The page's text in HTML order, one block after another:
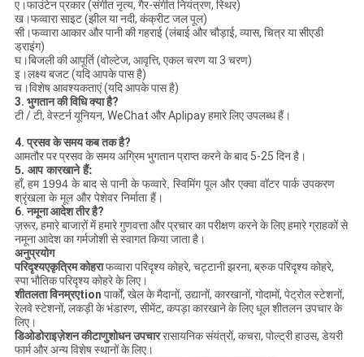
ए।फाउंटेन प्रकार (संगीत नृत्य, गैर-संगीत नियंत्रण, स्थिर)
ख।फव्वारा साइट (झील या नदी, कंक्रीट जल पूल)
सी।फव्वारा आकार और पानी की गहराई (लंबाई और चौड़ाई, व्यास, चित्र या सीएडी
ड्राइंग)
घ।बिजली की आपूर्ति (वोल्टेज, आवृत्ति, एकल चरण या 3 चरण)
इ।लक्ष्य बजट (यदि आपके पास है)
च।विशेष आवश्यकताएं (यदि आपके पास है)
3. भुगतान की विधि क्या है?
टी / टी, वेस्टर्न यूनियन, WeChat और Aplipay हमारे लिए उपलब्ध हैं।
4. प्रसव के समय कब तक है?
आमतौर पर प्रसव के समय अग्रिम भुगतान प्राप्त करने के बाद 5-25 दिन है।
5. आप कारखाने हैं:
हाँ, हम 1994 के बाद से पानी के फव्वारे, स्विमिंग पूल और एक्वा वॉटर पार्क उपकरण
श्रृंखला के मूल और पेशेवर निर्माता हैं।
6. नमूना आदेश तीर है?
ज़रूर, हमारे बाजारों में हमारे गुणवत्ता और प्रचार का परीक्षण करने के लिए हमारे ग्राहकों से
नमूना आदेश का गर्मजोशी से स्वागत किया जाता है।
अनुप्रयोग
परिदृश्यएकृत्रिम कोहराफव्वारा परिदृश्य कोहरे, चट्टानी झरना, ब्रुक परिदृश्य कोहरे,
स्पा भौतिक परिदृश्य कोहरे के लिए।
शीतलता विनम्रएtion पार्कों, खेल के मैदानों, उद्यानों, कारखानों, गोदामों, पेट्रोल स्टेशनों,
रेलवे स्टेशनों, लकड़ी के भंडारण, सीमेंट, कपड़ा कारखाने के लिए धूल शीतलन उपचार के
लिए।
डिओडोराइज़ेशन कीटाणुशोधन उपचाररासायनिक संयंत्रों, कचरा, पोल्ट्री हाउस, डेयरी
फार्म और अन्य विशेष स्थानों के लिए।